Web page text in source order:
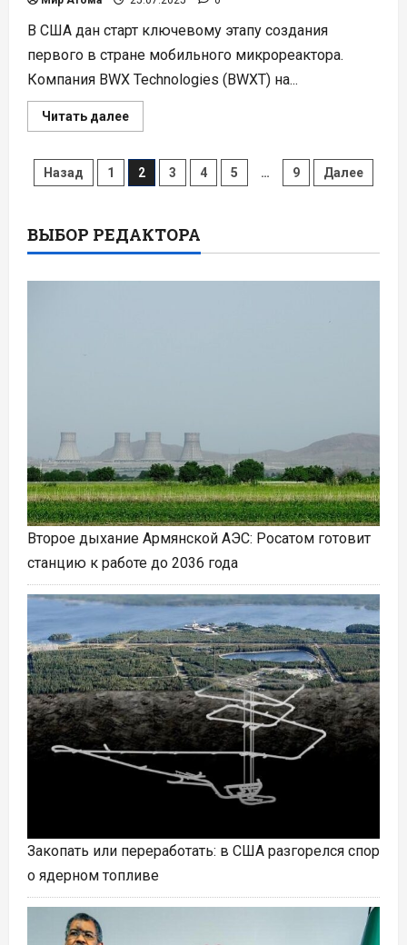
В США дан старт ключевому этапу создания
первого в стране мобильного микрореактора.
Компания BWX Technologies (BWXT) на...
Читать далееПрочитать
больше
контейнере:
АЭС
для
Пентагона
Пагинация
Назад 1 2 3 4 5 … 9 Далее
ВЫБОР РЕДАКТОРА
Второе дыхание Армянской АЭС: Росатом готовит
станцию к работе до 2036 года
Закопать или переработать: в США разгорелся спор
о ядерном топливе